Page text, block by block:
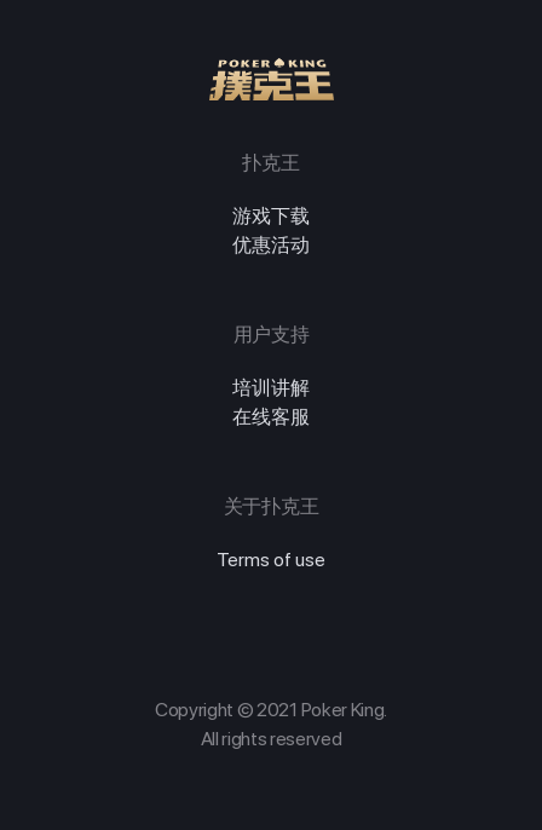
扑克王
游戏下载
优惠活动
用户支持
培训讲解
在线客服
关于扑克王
Terms of use
Copyright © 2021 Poker King.
All rights reserved